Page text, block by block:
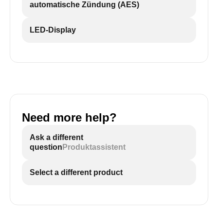
automatische Zündung (AES)
LED-Display
Need more help?
Ask a different
question Produktassistent
Select a different product